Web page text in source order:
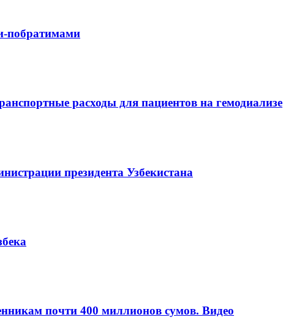
побратимами
расходы для пациентов на гемодиализе
президента Узбекистана
почти 400 миллионов сумов. Видео